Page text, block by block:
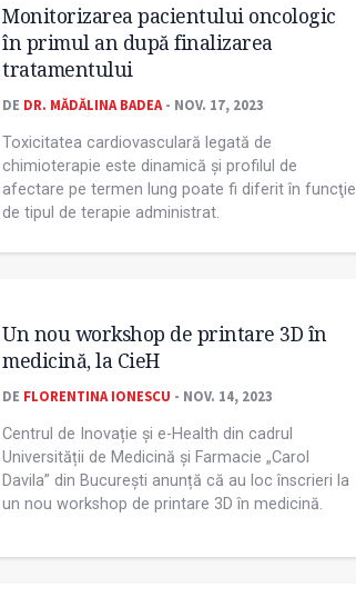
Monitorizarea pacientului oncologic
în primul an după finalizarea
tratamentului
DE DR. MĂDĂLINA BADEA - NOV. 17, 2023
Toxicitatea cardiovasculară legată de
chimioterapie este dinamică şi profilul de
afectare pe termen lung poate fi diferit în funcţie
de tipul de terapie administrat.
Un nou workshop de printare 3D în
medicină, la CieH
DE FLORENTINA IONESCU - NOV. 14, 2023
Centrul de Inovație și e-Health din cadrul
Universității de Medicină și Farmacie „Carol
Davila” din București anunță că au loc înscrieri la
un nou workshop de printare 3D în medicină.